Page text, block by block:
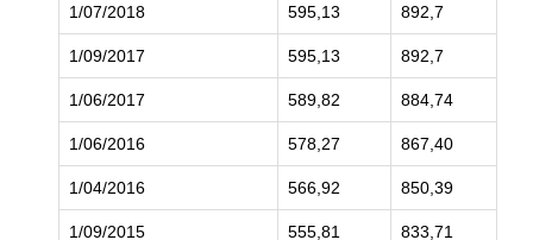
1/07/2018 595,13 892,7
1/09/2017 595,13 892,7
1/06/2017 589,82 884,74
1/06/2016 578,27 867,40
1/04/2016 566,92 850,39
1/09/2015 555,81 833,71